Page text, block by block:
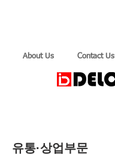
About Us Contact Us
유통·상업부문